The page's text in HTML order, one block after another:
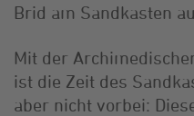
Brid am Sandkasten
Mit der
ist die Zeit des
aber nicht vorbei: